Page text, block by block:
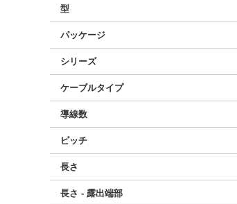
型
パッケージ
シリーズ
ケーブルタイプ
導線数
ピッチ
長さ
長さ - 露出端部